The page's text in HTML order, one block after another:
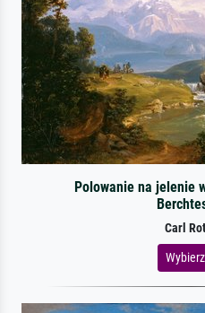
Polowanie na jelenie
Carl